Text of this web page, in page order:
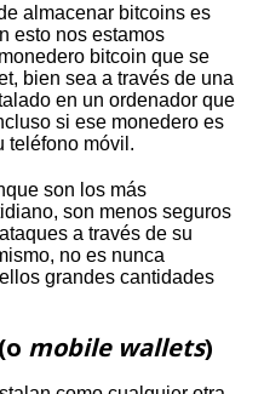
almacenar bitcoins es
esto nos estamos
bitcoin que se
bien sea a través de una
en un ordenador que
si ese monedero es
teléfono móvil.
son los más
son menos seguros
a través de su
no es nunca
grandes cantidades
mobile wallets)